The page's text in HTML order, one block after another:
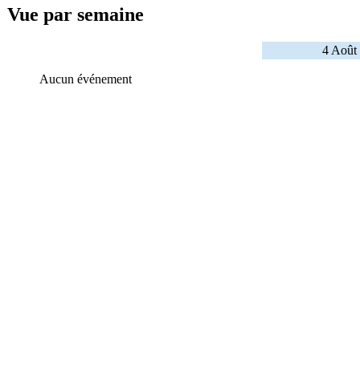
Vue par semaine
4 Août
Aucun événement